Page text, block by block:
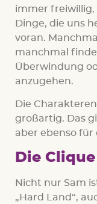
immer freiwillig,
Dinge, die uns
voran.
manchmal
Überwindung
anzugehen.
Die
großartig. Das
aber ebenso für
Die Clique
Nicht nur Sam
„Hard Land“,